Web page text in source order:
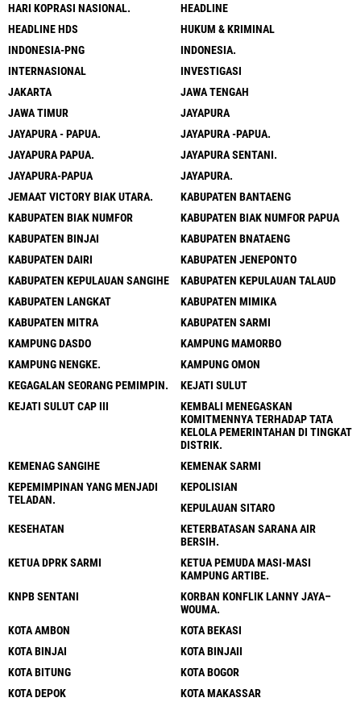
HARI KOPRASI NASIONAL.
HEADLINE
HEADLINE HDS
HUKUM & KRIMINAL
INDONESIA-PNG
INDONESIA.
INTERNASIONAL
INVESTIGASI
JAKARTA
JAWA TENGAH
JAWA TIMUR
JAYAPURA
JAYAPURA - PAPUA.
JAYAPURA -PAPUA.
JAYAPURA PAPUA.
JAYAPURA SENTANI.
JAYAPURA-PAPUA
JAYAPURA.
JEMAAT VICTORY BIAK UTARA.
KABUPATEN BANTAENG
KABUPATEN BIAK NUMFOR
KABUPATEN BIAK NUMFOR PAPUA
KABUPATEN BINJAI
KABUPATEN BNATAENG
KABUPATEN DAIRI
KABUPATEN JENEPONTO
KABUPATEN KEPULAUAN SANGIHE
KABUPATEN KEPULAUAN TALAUD
KABUPATEN LANGKAT
KABUPATEN MIMIKA
KABUPATEN MITRA
KABUPATEN SARMI
KAMPUNG DASDO
KAMPUNG MAMORBO
KAMPUNG NENGKE.
KAMPUNG OMON
KEGAGALAN SEORANG PEMIMPIN.
KEJATI SULUT
KEJATI SULUT CAP III
KEMBALI MENEGASKAN
KOMITMENNYA TERHADAP TATA
KELOLA PEMERINTAHAN DI TINGKAT
DISTRIK.
KEMENAG SANGIHE
KEMENAK SARMI
KEPEMIMPINAN YANG MENJADI
TELADAN.
KEPOLISIAN
KEPULAUAN SITARO
KESEHATAN
KETERBATASAN SARANA AIR
BERSIH.
KETUA DPRK SARMI
KETUA PEMUDA MASI-MASI
KAMPUNG ARTIBE.
KNPB SENTANI
KORBAN KONFLIK LANNY JAYA–
WOUMA.
KOTA AMBON
KOTA BEKASI
KOTA BINJAI
KOTA BINJAII
KOTA BITUNG
KOTA BOGOR
KOTA DEPOK
KOTA MAKASSAR